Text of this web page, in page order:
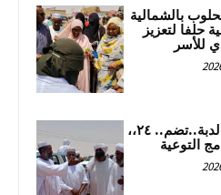
بالشمالية
حلفا لتعزيز
للأسر
قافلة دعوية تصل محلية الدبة..تضم.. ٢٤،،
التوعية